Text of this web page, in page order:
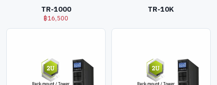
TR-1000
฿16,500
TR-10K